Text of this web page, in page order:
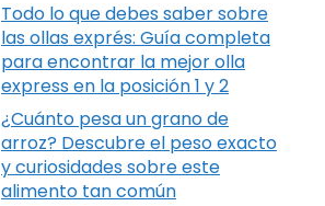
Todo lo que debes saber sobre
las ollas exprés: Guía completa
para encontrar la mejor olla
express en la posición 1 y 2
¿Cuánto pesa un grano de
arroz? Descubre el peso exacto
y curiosidades sobre este
alimento tan común